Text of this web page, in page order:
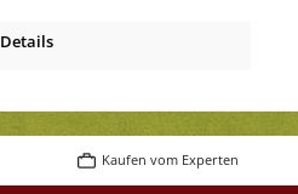
Details
Kaufen vom Experten